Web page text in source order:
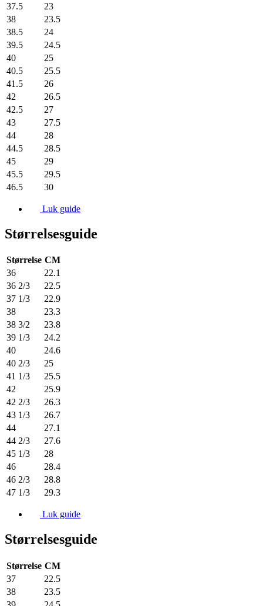
37.5
23
38
23.5
38.5
24
39.5
24.5
40
25
40.5
25.5
41.5
26
42
26.5
42.5
27
43
27.5
44
28
44.5
28.5
45
29
45.5
29.5
46.5
30
Luk guide
Størrelsesguide
Størrelse CM
36
22.1
36 2/3
22.5
37 1/3
22.9
38
23.3
38 3/2
23.8
39 1/3
24.2
40
24.6
40 2/3
25
41 1/3
25.5
42
25.9
42 2/3
26.3
43 1/3
26.7
44
27.1
44 2/3
27.6
45 1/3
28
46
28.4
46 2/3
28.8
47 1/3
29.3
Luk guide
Størrelsesguide
Størrelse CM
37
22.5
38
23.5